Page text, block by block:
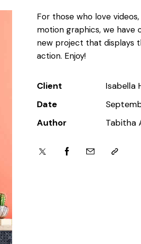
For those who love
motion graphics, we have
new project that displays
action. Enjoy!
Client
Isabella
Date
Author
Tabitha